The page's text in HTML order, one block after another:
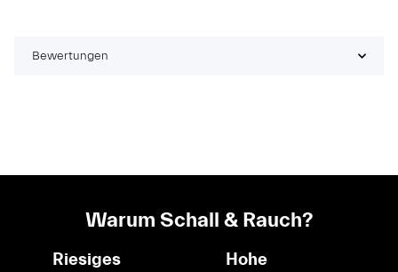
Bewertungen
Warum Schall & Rauch?
Riesiges
Hohe